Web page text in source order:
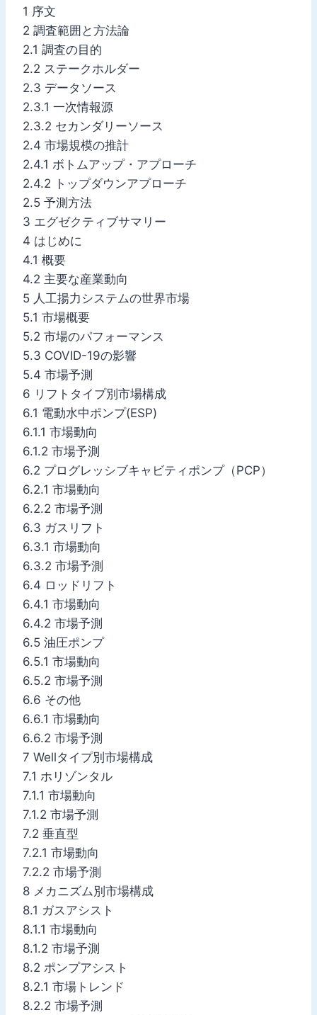
1 序文
2 調査範囲と方法論
2.1 調査の目的
2.2 ステークホルダー
2.3 データソース
2.3.1 一次情報源
2.3.2 セカンダリーソース
2.4 市場規模の推計
2.4.1 ボトムアップ・アプローチ
2.4.2 トップダウンアプローチ
2.5 予測方法
3 エグゼクティブサマリー
4 はじめに
4.1 概要
4.2 主要な産業動向
5 人工揚力システムの世界市場
5.1 市場概要
5.2 市場のパフォーマンス
5.3 COVID-19の影響
5.4 市場予測
6 リフトタイプ別市場構成
6.1 電動水中ポンプ(ESP)
6.1.1 市場動向
6.1.2 市場予測
6.2 プログレッシブキャビティポンプ（PCP）
6.2.1 市場動向
6.2.2 市場予測
6.3 ガスリフト
6.3.1 市場動向
6.3.2 市場予測
6.4 ロッドリフト
6.4.1 市場動向
6.4.2 市場予測
6.5 油圧ポンプ
6.5.1 市場動向
6.5.2 市場予測
6.6 その他
6.6.1 市場動向
6.6.2 市場予測
7 Wellタイプ別市場構成
7.1 ホリゾンタル
7.1.1 市場動向
7.1.2 市場予測
7.2 垂直型
7.2.1 市場動向
7.2.2 市場予測
8 メカニズム別市場構成
8.1 ガスアシスト
8.1.1 市場動向
8.1.2 市場予測
8.2 ポンプアシスト
8.2.1 市場トレンド
8.2.2 市場予測